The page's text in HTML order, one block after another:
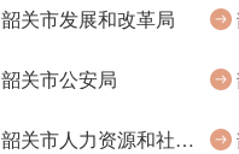
韶关市发展和改革局
韶关市公安局
韶关市人力资源和社会保障局